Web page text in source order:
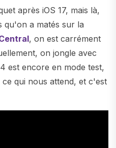
après iOS 17, mais là,
qu'on a matés sur la
, on est carrément
on jongle avec
est encore en mode test,
qui nous attend, et c'est